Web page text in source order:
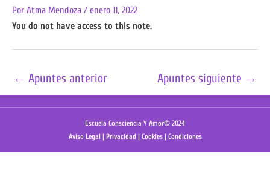
PorAtma Mendoza / enero 11, 2022
You do not have access to this note.
← Apuntes anterior Apuntes siguiente →
Escuela Consciencia Y Amor© 2024
Aviso Legal| Privacidad | Cookies| Condiciones